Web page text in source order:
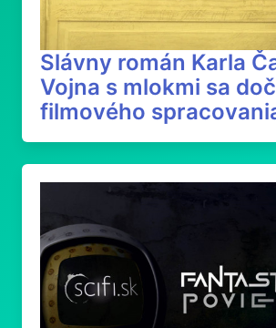
Slávny román Karla
Vojna s mlokmi sa
filmového